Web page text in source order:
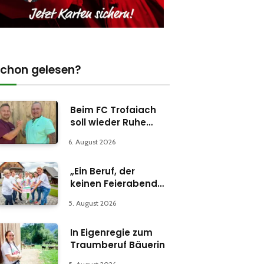
gelesen?
Beim FC Trofaiach
soll wieder Ruhe
6. August 2026
„Ein Beruf, der
keinen Feierabend
5. August 2026
In Eigenregie zum
Traumberuf Bäuerin